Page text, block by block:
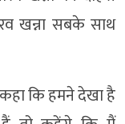
खन्ना सबके साथ
कि हमने देखा है